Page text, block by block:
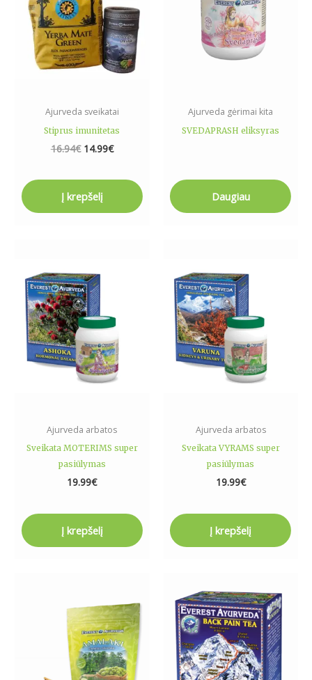
Ajurveda sveikatai
Stiprus imunitetas
16.94€ 14.99€
Į krepšelį
Ajurveda gėrimai kita
SVEDAPRASH eliksyras
Daugiau
Ajurveda arbatos
Sveikata MOTERIMS super
pasiūlymas
19.99€
Į krepšelį
Ajurveda arbatos
Sveikata VYRAMS super
pasiūlymas
19.99€
Į krepšelį